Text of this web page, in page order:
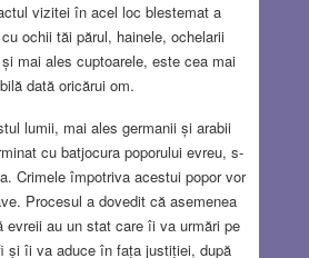
vizitei în acel loc blestemat a
ochii tăi părul, hainele, ochelarii
mai ales cuptoarele, este cea mai
dată oricărui om.
lumii, mai ales germanii și arabii
cu batjocura poporului evreu, s-
Crimele împotriva acestui popor vor
Procesul a dovedit că asemenea
evreii au un stat care îi va urmări pe
și îi va aduce în fața justiției, după